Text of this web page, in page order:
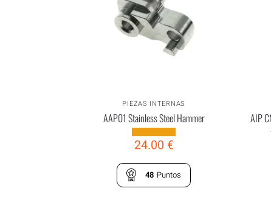
PIEZAS INTERNAS
AAP01 Stainless Steel Hammer
24.00 €
48 Puntos
AIP